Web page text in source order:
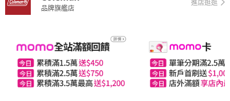
品牌旗艦店